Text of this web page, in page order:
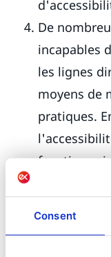
Consent
De
incapables
les lignes
moyens de
pratiques.
fonction
De